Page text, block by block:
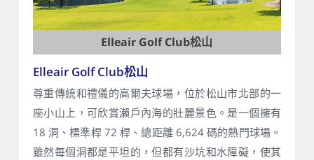
Elleair Golf Club松山
Elleair Golf Club松山
尊重傳統和禮儀的高爾夫球場，位於松山市北部的一
座小山上，可欣賞瀨戶內海的壯麗景色。是一個擁有
18 洞、標準桿 72 桿、總距離 6,624 碼的熱門球場。
雖然每個洞都是平坦的，但都有沙坑和水障礙，使其